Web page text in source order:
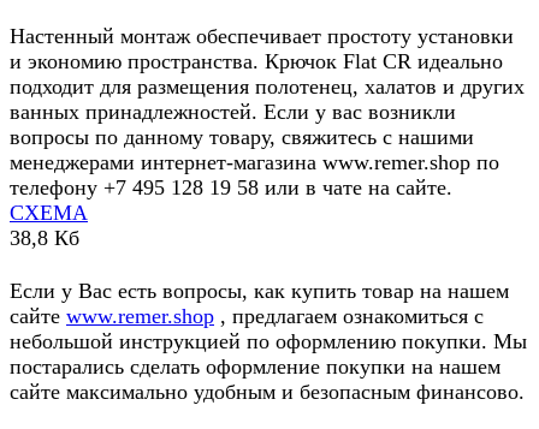
Настенный монтаж обеспечивает простоту установки
и экономию пространства. Крючок Flat CR идеально
подходит для размещения полотенец, халатов и других
ванных принадлежностей. Если у вас возникли
вопросы по данному товару, свяжитесь с нашими
менеджерами интернет-магазина www.remer.shop по
телефону +7 495 128 19 58 или в чате на сайте.
СХЕМА
38,8 Кб
Если у Вас есть вопросы, как купить товар на нашем
сайте www.remer.shop , предлагаем ознакомиться с
небольшой инструкцией по оформлению покупки. Мы
постарались сделать оформление покупки на нашем
сайте максимально удобным и безопасным финансово.